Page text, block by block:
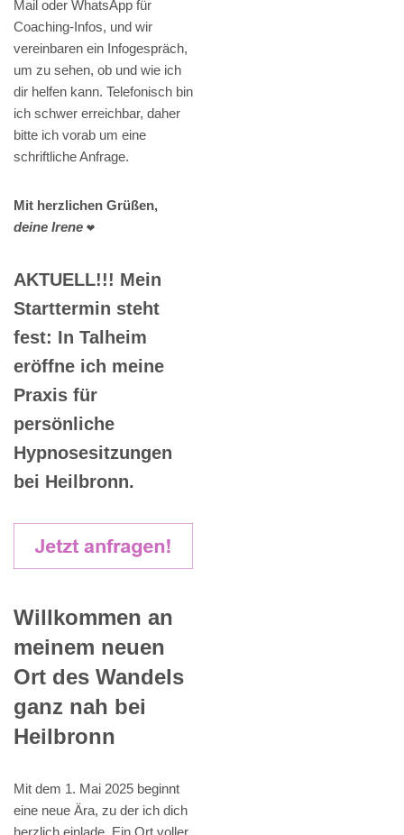
Mail oder WhatsApp für
Coaching-Infos, und wir
vereinbaren ein Infogespräch,
um zu sehen, ob und wie ich
dir helfen kann. Telefonisch bin
ich schwer erreichbar, daher
bitte ich vorab um eine
schriftliche Anfrage.
Mit herzlichen Grüßen,
deine Irene ❤️
AKTUELL!!! Mein
Starttermin steht
fest: In Talheim
eröffne ich meine
Praxis für
persönliche
Hypnosesitzungen
bei Heilbronn.
Willkommen an
meinem neuen
Ort des Wandels
ganz nah bei
Heilbronn
Mit dem 1. Mai 2025 beginnt
eine neue Ära, zu der ich dich